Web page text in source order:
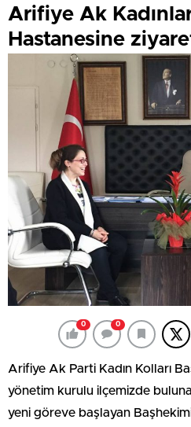
Arifiye Ak
Hastanesine
0 0
Arifiye Ak Parti Kadın Kolları
yönetim kurulu ilçemizde
yeni göreve başlayan